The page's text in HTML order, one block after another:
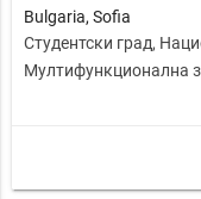
Bulgaria, Sofia
Студентски град,
Мултифункционална